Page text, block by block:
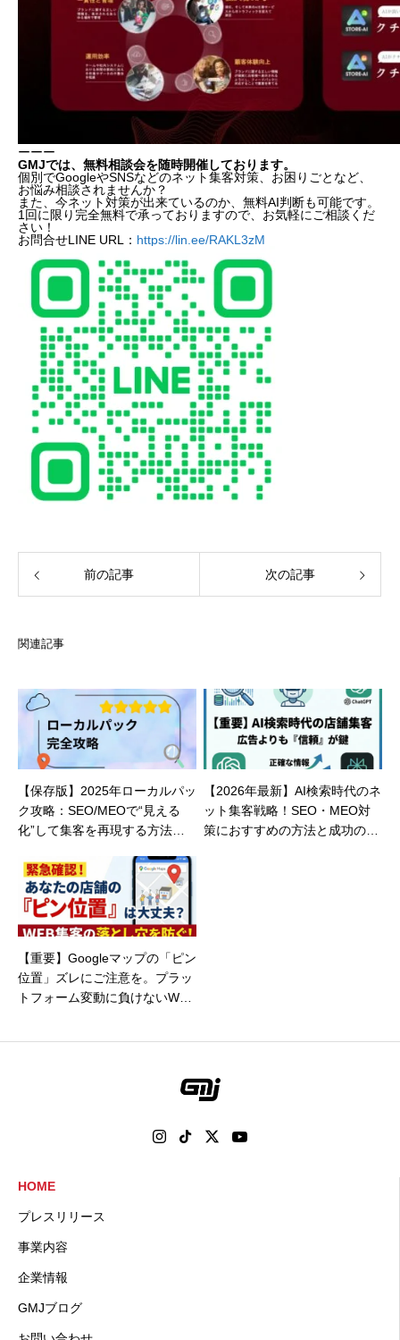
ーーー
GMJでは、無料相談会を随時開催しております。
個別でGoogleやSNSなどのネット集客対策、お困りごとなど、
お悩み相談されませんか？
また、今ネット対策が出来ているのか、無料AI判断も可能です。
1回に限り完全無料で承っておりますので、お気軽にご相談くだ
さい！
お問合せLINE URL： https://lin.ee/RAKL3zM
前の記事 次の記事
関連記事
【保存版】2025年ローカルパッ
ク攻略：SEO/MEOで“見える
化”して集客を再現する方法（Si
【2026年最新】AI検索時代のネ
ット集客戦略！SEO・MEO対
策におすすめの方法と成功の秘
【重要】Googleマップの「ピン
位置」ズレにご注意を。プラッ
トフォーム変動に負けないWEB
HOME
プレスリリース
事業内容
企業情報
GMJブログ
写真ひとつで売上UP？！ 最新のWebマー
戦略で成功への道を切り開く
なぜ、Webマーケティングで画像は重要
るのでしょうか？
画像の影響力は様々な研究で実証されて
効果的な画像活用のための具体的な事例
スマートフォンで簡単に画像加工！今す
る３つのポイント！
弊社のサービスを活用して、Webマーケ
成功に導きましょう！